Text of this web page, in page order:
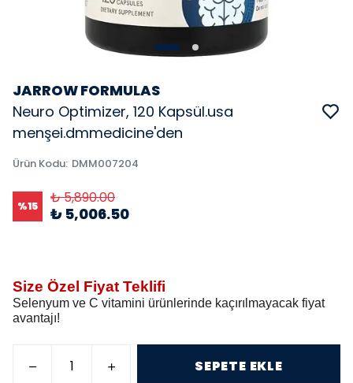
JARROW FORMULAS
Neuro Optimizer, 120 Kapsül.usa
menşei.dmmedicine'den
Ürün Kodu: DMM007204
%15 ₺ 5,890.00
₺ 5,006.50
Size Özel Fiyat Teklifi
Selenyum ve C vitamini ürünlerinde kaçırılmayacak fiyat
avantajı!
SEPETE EKLE